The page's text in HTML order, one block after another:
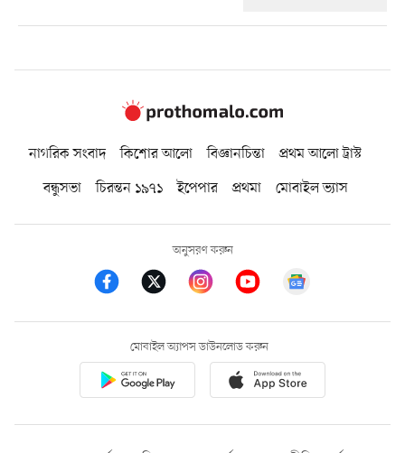
নাগরিক সংবাদ কিশোর আলো বিজ্ঞানচিন্তা
প্রথম আলো ট্রাস্ট
বন্ধুসভা
চিরন্তন ১৯৭১ ইপেপার প্রথমা মোবাইল ভ্যাস
অনুসরণ করুন
মোবাইল অ্যাপস ডাউনলোড করুন